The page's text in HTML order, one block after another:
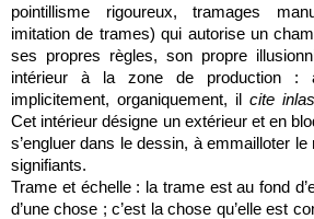
pointillisme rigoureux, tramages
imitation de trames) qui autorise un
ses propres règles, son propre
intérieur à la zone de production :
implicitement, organiquement, il cite
Cet intérieur désigne un extérieur et en
s’engluer dans le dessin, à emmailloter
signifiants.
Trame et échelle : la trame est au fond
d’une chose ; c’est la chose qu’elle est